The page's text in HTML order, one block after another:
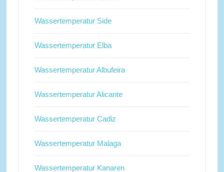
Wassertemperatur Side
Wassertemperatur Elba
Wassertemperatur Albufeira
Wassertemperatur Alicante
Wassertemperatur Cadiz
Wassertemperatur Malaga
Wassertemperatur Kanaren